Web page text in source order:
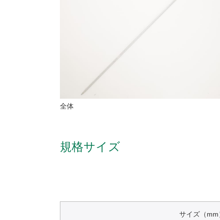
全体
規格サイズ
サイズ（mm